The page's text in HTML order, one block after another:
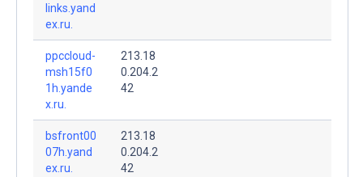
links.yand
ex.ru.
ppccloud-
msh15f0
1h.yande
x.ru.
213.18
0.204.2
42
bsfront00
07h.yand
ex.ru.
213.18
0.204.2
42